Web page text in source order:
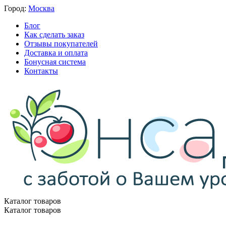
Город: Москва
Блог
Как сделать заказ
Отзывы покупателей
Доставка и оплата
Бонусная система
Контакты
Каталог товаров
Каталог товаров